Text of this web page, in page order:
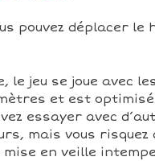
pouvez déplacer le
le jeu se joue avec
et est
essayer avec
mais vous risquez
mise en veille